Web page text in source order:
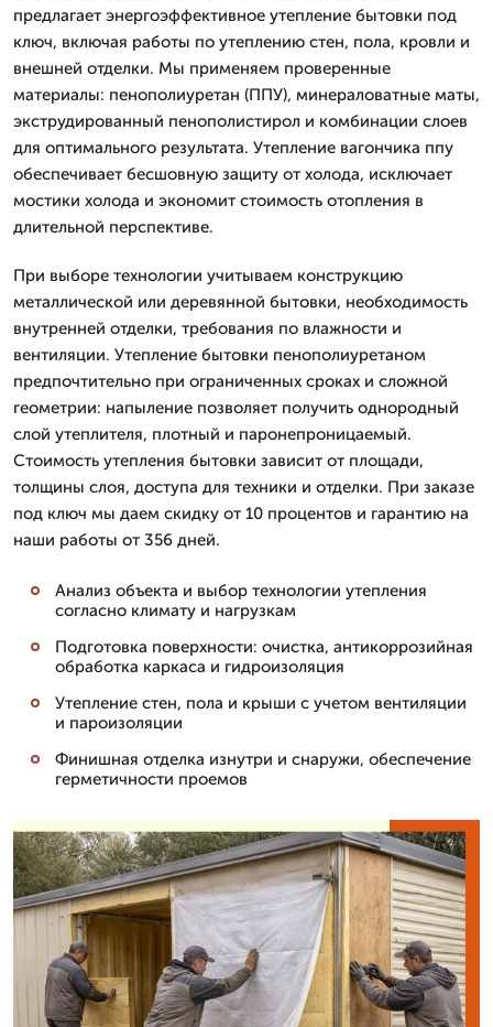
предлагает энергоэффективное утепление бытовки под
ключ, включая работы по утеплению стен, пола, кровли и
внешней отделки. Мы применяем проверенные
материалы: пенополиуретан (ППУ), минераловатные маты,
экструдированный пенополистирол и комбинации слоев
для оптимального результата. Утепление вагончика ппу
обеспечивает бесшовную защиту от холода, исключает
мостики холода и экономит стоимость отопления в
длительной перспективе.
При выборе технологии учитываем конструкцию
металлической или деревянной бытовки, необходимость
внутренней отделки, требования по влажности и
вентиляции. Утепление бытовки пенополиуретаном
предпочтительно при ограниченных сроках и сложной
геометрии: напыление позволяет получить однородный
слой утеплителя, плотный и паронепроницаемый.
Стоимость утепления бытовки зависит от площади,
толщины слоя, доступа для техники и отделки. При заказе
под ключ мы даем скидку от 10 процентов и гарантию на
наши работы от 356 дней.
Анализ объекта и выбор технологии утепления
согласно климату и нагрузкам
Подготовка поверхности: очистка, антикоррозийная
обработка каркаса и гидроизоляция
Утепление стен, пола и крыши с учетом вентиляции
и пароизоляции
Финишная отделка изнутри и снаружи, обеспечение
герметичности проемов